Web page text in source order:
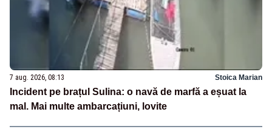
7 aug. 2026, 08:13 Stoica Marian
Incident pe brațul Sulina: o navă de marfă a eșuat la
mal. Mai multe ambarcațiuni, lovite